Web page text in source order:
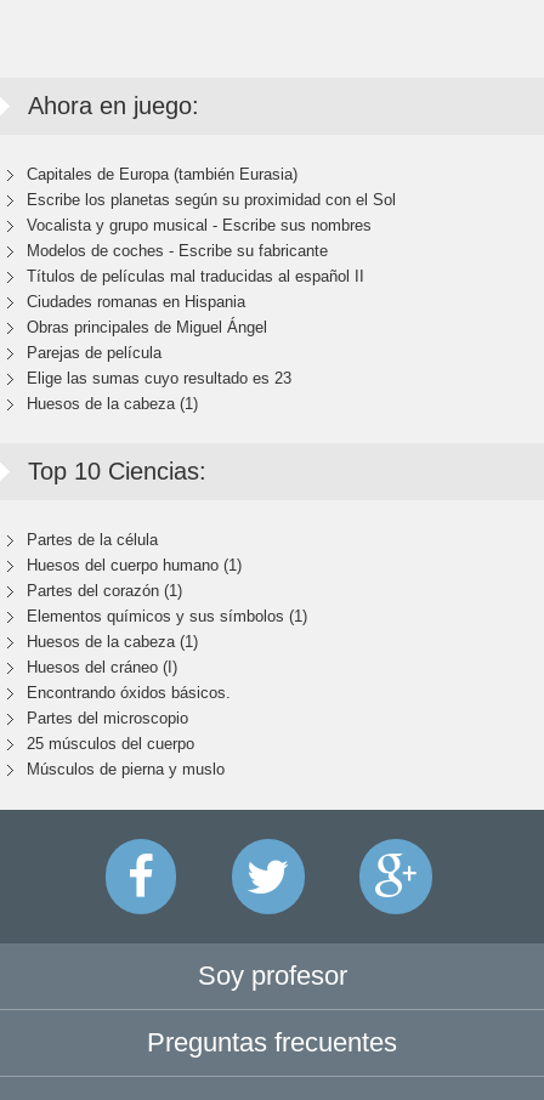
Ahora en juego:
Capitales de Europa (también Eurasia)
Escribe los planetas según su proximidad con el Sol
Vocalista y grupo musical - Escribe sus nombres
Modelos de coches - Escribe su fabricante
Títulos de películas mal traducidas al español II
Ciudades romanas en Hispania
Obras principales de Miguel Ángel
Parejas de película
Elige las sumas cuyo resultado es 23
Huesos de la cabeza (1)
Top 10 Ciencias:
Partes de la célula
Huesos del cuerpo humano (1)
Partes del corazón (1)
Elementos químicos y sus símbolos (1)
Huesos de la cabeza (1)
Huesos del cráneo (I)
Encontrando óxidos básicos.
Partes del microscopio
25 músculos del cuerpo
Músculos de pierna y muslo
Soy profesor
Preguntas frecuentes